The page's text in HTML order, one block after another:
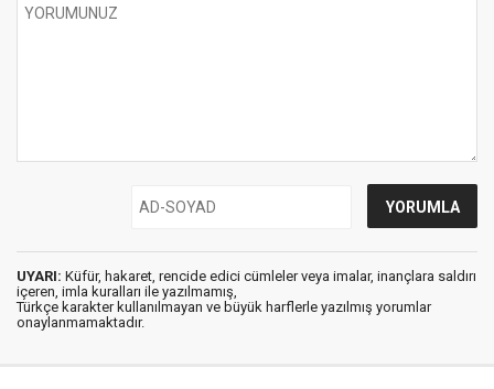
UYARI: Küfür, hakaret, rencide edici cümleler veya imalar, inançlara saldırı
içeren, imla kuralları ile yazılmamış,
Türkçe karakter kullanılmayan ve büyük harflerle yazılmış yorumlar
onaylanmamaktadır.